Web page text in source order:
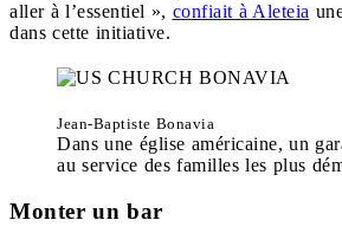
aller à l’essentiel », confiait à Aleteia
dans cette initiative.
Jean-Baptiste Bonavia
Dans une église américaine, un
au service des familles les plus
Monter un bar